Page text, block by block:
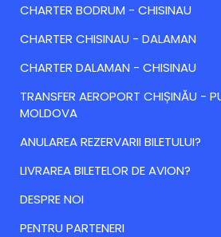
CHARTER BODRUM - CHISINAU
CHARTER CHISINAU - DALAMAN
CHARTER DALAMAN - CHISINAU
TRANSFER AEROPORT CHIȘINĂU -
MOLDOVA
ANULAREA REZERVARII BILETULUI?
LIVRAREA BILETELOR DE AVION?
DESPRE NOI
PENTRU PARTENERI